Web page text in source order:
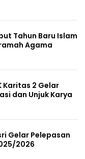
Tahun Baru Islam
Agama
Karitas 2 Gelar
dan Unjuk Karya
Gelar Pelepasan
2026